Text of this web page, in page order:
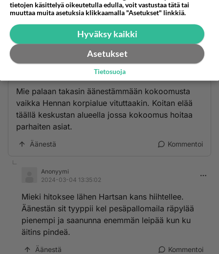
Bimmerit vajoo viel alemmas jos ne kaks jää
sivuun
Mie palaan takasin äänestämmään kokoomusta
vaikka Hennan korpialue vituttaakin. Koitan elää
täällä keskustan alueella jossa kokoomus hoitaa
parhaiten asiat.
Äänestä Kommentoi
Anonyymi
2024-03-04 13:35:02
Mieki hitoksee lähen Hartsan kans hiihtellee.
Äänestän sit tyyppii kel pesäpallomaila räpylää
pienempi ja saanunna enemmän leipää kun ku
äitins pindeä.
Äänestä Kommentoi
tietojen käsittelyä oikeutetulla edulla, voit vastustaa tätä tai
muuttaa muita asetuksia klikkaamalla "Asetukset" linkkiä.
Hyväksy kaikki
Asetukset
Tietosuoja